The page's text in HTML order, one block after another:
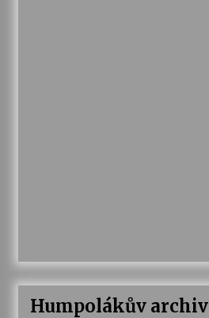
Humpolákův archiv